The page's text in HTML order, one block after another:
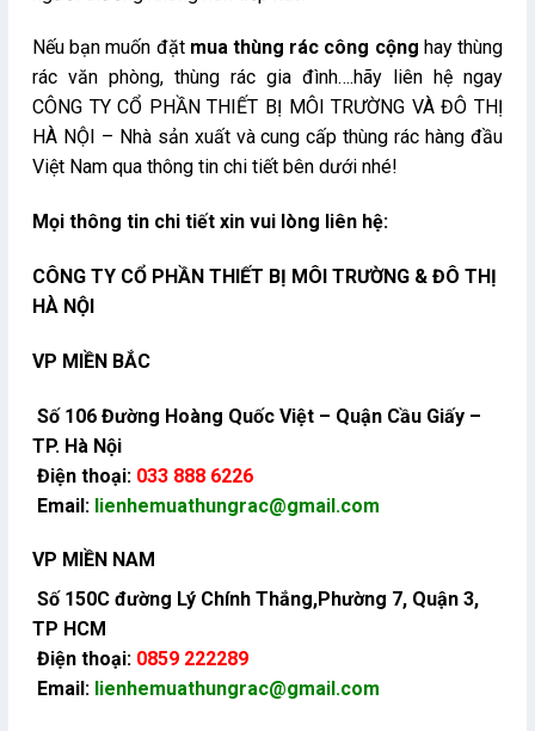
Nếu bạn muốn đặt mua thùng rác công cộng hay thùng
rác văn phòng, thùng rác gia đình….hãy liên hệ ngay
CÔNG TY CỔ PHẦN THIẾT BỊ MÔI TRƯỜNG VÀ ĐÔ THỊ
HÀ NỘI – Nhà sản xuất và cung cấp thùng rác hàng đầu
Việt Nam qua thông tin chi tiết bên dưới nhé!
Mọi thông tin chi tiết xin vui lòng liên hệ:
CÔNG TY CỔ PHẦN THIẾT BỊ MÔI TRƯỜNG & ĐÔ THỊ
HÀ NỘI
VP MIỀN BẮC
Số 106 Đường Hoàng Quốc Việt – Quận Cầu Giấy –
TP. Hà Nội
Điện thoại: 033 888 6226
Email: lienhemuathungrac@gmail.com
VP MIỀN NAM
Số 150C đường Lý Chính Thắng,Phường 7, Quận 3,
TP HCM
Điện thoại: 0859 222289
Email: lienhemuathungrac@gmail.com